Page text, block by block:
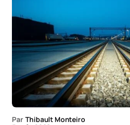
Par Thibault Monteiro